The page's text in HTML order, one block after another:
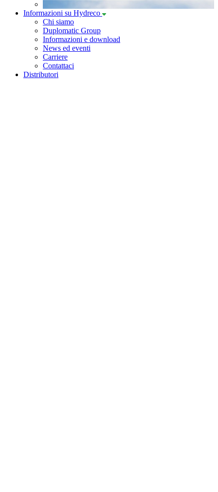
Informazioni su Hydreco
Chi siamo
Duplomatic Group
Informazioni e download
News ed eventi
Carriere
Contattaci
Distributori